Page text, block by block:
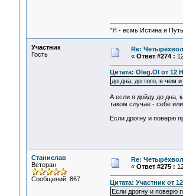
"Я - есмь Истина и
Участник
Гость
Re:
« Ответ #274 :
Цитата: Oleg.Ol от 12
до дна, до того, в чем
А если я дойду до дна,
таком случае - себе
Если дрогну и поверю
Станислав
Ветеран
Сообщений: 867
Re:
« Ответ #275 :
Цитата: Участник от
Если дрогну и поверю